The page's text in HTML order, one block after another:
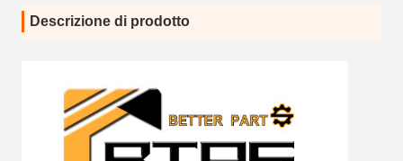
Descrizione di prodotto